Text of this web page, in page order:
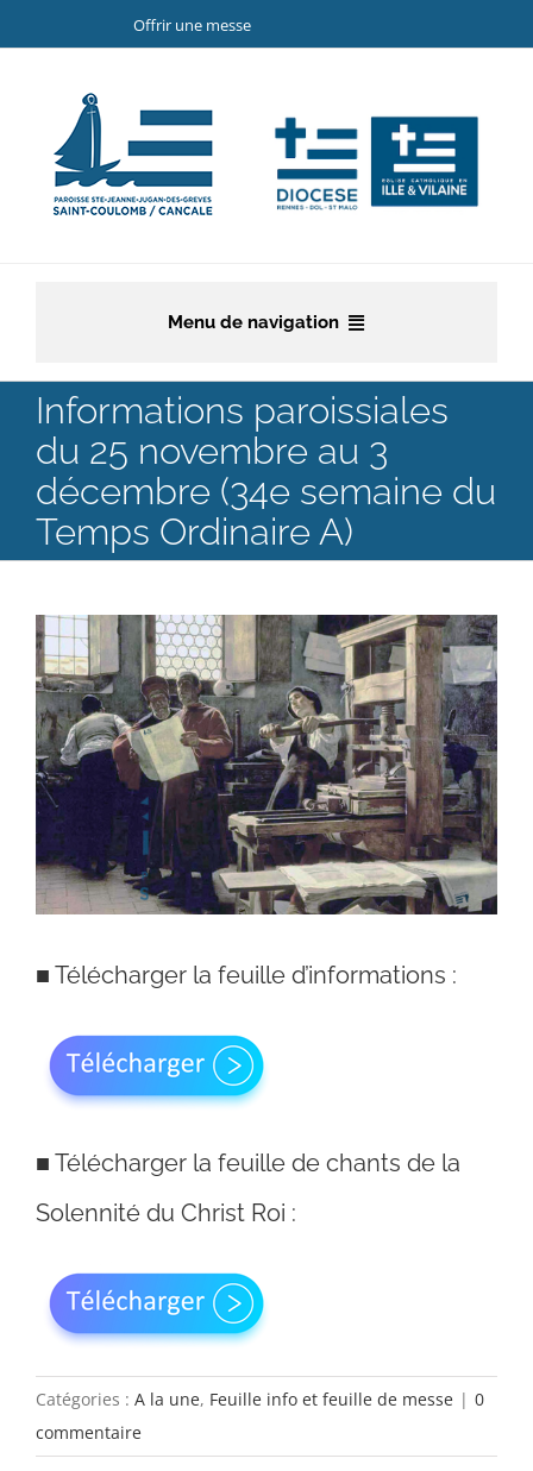
au
Offrir une messe
Menu de navigation
Accueil
La paroisse
Etapes de la vie chrétienne
Servir et aimer
Adultes, jeunes et famille
Actualités
Contact
Informations paroissiales
du 25 novembre au 3
décembre (34e semaine du
Temps Ordinaire A)
Voir
l'image
agrandie
■ Télécharger la feuille d’informations :
■ Télécharger la feuille de chants de la
Solennité du Christ Roi :
Catégories : A la une, Feuille info et feuille de messe | 0
commentaire